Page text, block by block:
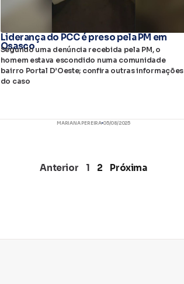
Liderança do PCC é preso pela PM em
Osasco
Segundo uma denúncia recebida pela PM, o
homem estava escondido numa comunidade
bairro Portal D’Oeste; confira outras informações
do caso
MARIANA PEREIRA 05/08/2025
Anterior 1 2 Próxima